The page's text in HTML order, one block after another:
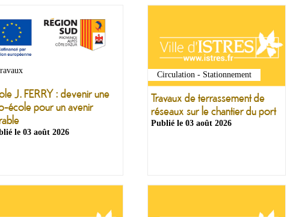
J. FERRY : devenir une
école pour un avenir
le 03 août 2026
Circulation - Stationnement
Travaux de terrassement de
réseaux sur le chantier du port
Publié le 03 août 2026